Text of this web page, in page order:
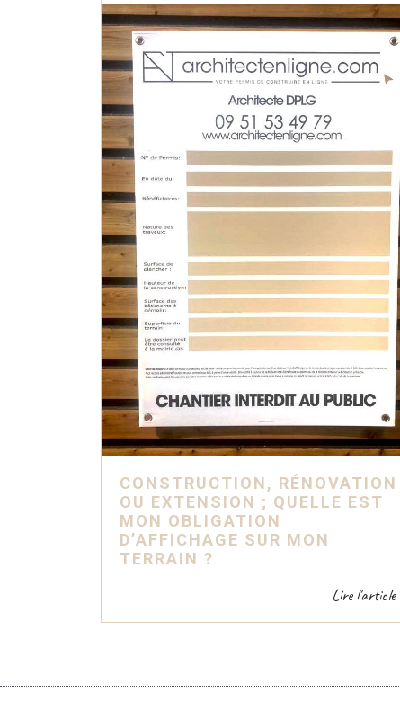
CONSTRUCTION, RÉNOVATION
OU EXTENSION ; QUELLE EST
MON OBLIGATION
D’AFFICHAGE SUR MON
TERRAIN ?
Lire l'article